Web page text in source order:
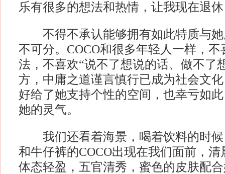
乐有很多的想法和热情，让我现在退休
不得不承认能够拥有如此特质与她
不可分。COCO和很多年轻人一样，
法，不喜欢“说不了想说的话、做不了
方，中庸之道谨言慎行已成为社会文
好给了她支持个性的空间，也幸亏如
她的灵气。
我们还看着海景，喝着饮料的时候
和牛仔裤的COCO出现在我们面前，
体态轻盈，五官清秀，蜜色的皮肤配